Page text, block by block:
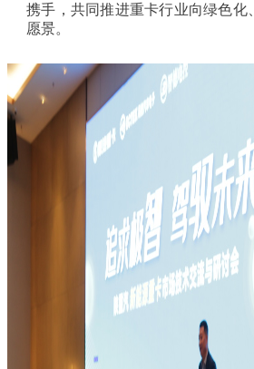
携手，共同推进重卡行业向绿色化
愿景。